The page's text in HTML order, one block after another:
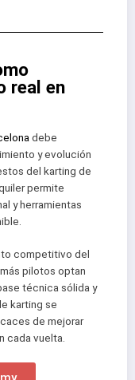
real en
debe
y evolución
del karting de
permite
y herramientas
competitivo del
pilotos optan
técnica sólida y
karting se
de mejorar
cada vuelta.